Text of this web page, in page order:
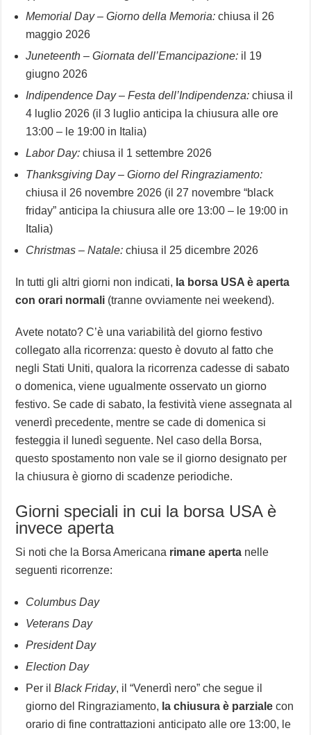
Memorial Day – Giorno della Memoria:chiusa il 26
maggio 2026
Juneteenth – Giornata dell’Emancipazione: il 19
giugno 2026
Indipendence Day – Festa dell’Indipendenza: chiusa il
4 luglio 2026 (il 3 luglio anticipa la chiusura alle ore
13:00 – le 19:00 in Italia)
Labor Day: chiusa il 1 settembre 2026
Thanksgiving Day – Giorno del Ringraziamento:
chiusa il 26 novembre 2026 (il 27 novembre “black
friday” anticipa la chiusura alle ore 13:00 – le 19:00 in
Italia)
Christmas – Natale: chiusa il 25 dicembre 2026
In tutti gli altri giorni non indicati, la borsa USA è aperta
con orari normali (tranne ovviamente nei weekend).
Avete notato? C’è una variabilità del giorno festivo
collegato alla ricorrenza: questo è dovuto al fatto che
negli Stati Uniti, qualora la ricorrenza cadesse di sabato
o domenica, viene ugualmente osservato un giorno
festivo. Se cade di sabato, la festività viene assegnata al
venerdì precedente, mentre se cade di domenica si
festeggia il lunedì seguente. Nel caso della Borsa,
questo spostamento non vale se il giorno designato per
la chiusura è giorno di scadenze periodiche.
Giorni speciali in cui la borsa USA è
invece aperta
Si noti che la Borsa Americana rimane aperta nelle
seguenti ricorrenze:
Columbus Day
Veterans Day
President Day
Election Day
Per ilBlack Friday, il “Venerdì nero” che segue il
giorno del Ringraziamento, la chiusura è parziale con
orario di fine contrattazioni anticipato alle ore 13:00, le